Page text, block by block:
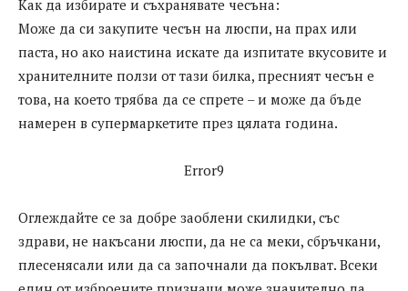
Как да избирате и съхранявате чесъна:
Може да си закупите чесън на люспи, на прах или
паста, но ако наистина искате да изпитате вкусовите и
хранителните ползи от тази билка, пресният чесън е
това, на което трябва да се спрете – и може да бъде
намерен в супермаркетите през цялата година.
Error9
Оглеждайте се за добре заоблени скилидки, със
здрави, не накъсани люспи, да не са меки, сбръчкани,
плесенясали или да са започнали да покълват. Всеки